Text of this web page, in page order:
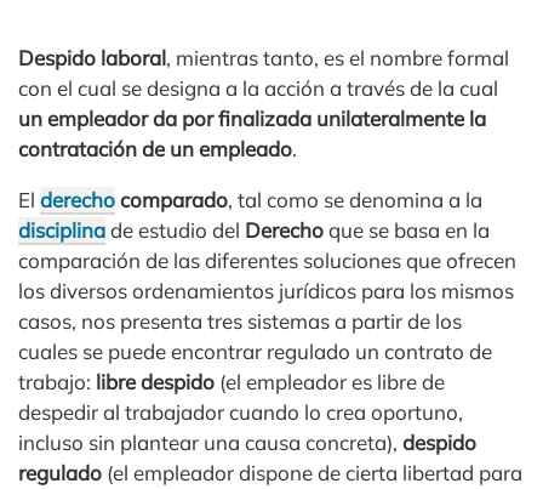
Despido laboral, mientras tanto, es el nombre formal
con el cual se designa a la acción a través de la cual
un empleador da por finalizada unilateralmente la
contratación de un empleado.
El derechocomparado, tal como se denomina a la
disciplinade estudio del Derechoque se basa en la
comparación de las diferentes soluciones que ofrecen
los diversos ordenamientos jurídicos para los mismos
casos, nos presenta tres sistemas a partir de los
cuales se puede encontrar regulado un contrato de
trabajo: libre despido (el empleador es libre de
despedir al trabajador cuando lo crea oportuno,
incluso sin plantear una causa concreta), despido
regulado (el empleador dispone de cierta libertad para